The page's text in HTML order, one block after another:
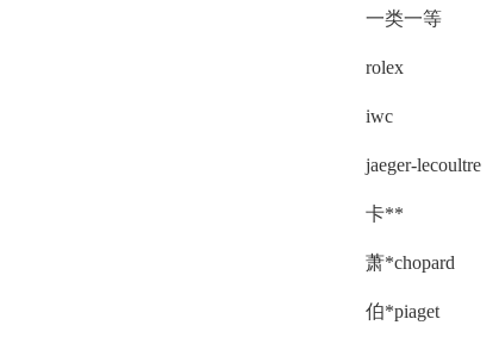
一类一等
rolex
iwc
jaeger-lecoultre
卡**
萧*chopard
伯*piaget